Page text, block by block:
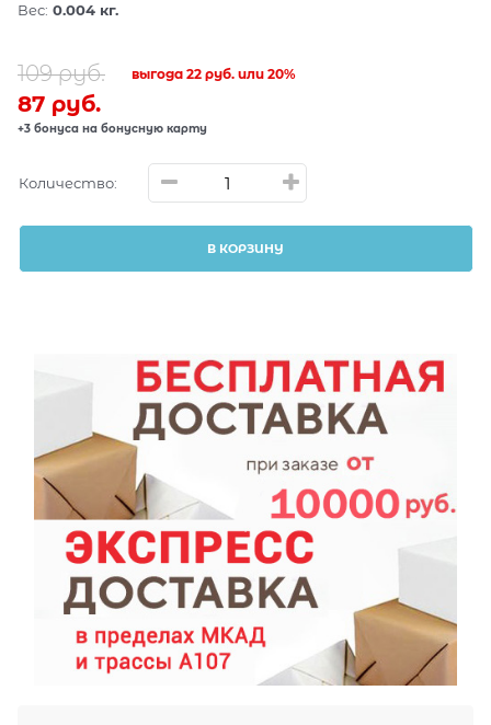
Вес: 0.004 кг.
109 руб.
87 руб.
выгода22 руб. или20%
+3 бонуса на бонусную карту
Количество:
В КОРЗИНУ